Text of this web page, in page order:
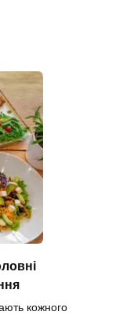
кожного